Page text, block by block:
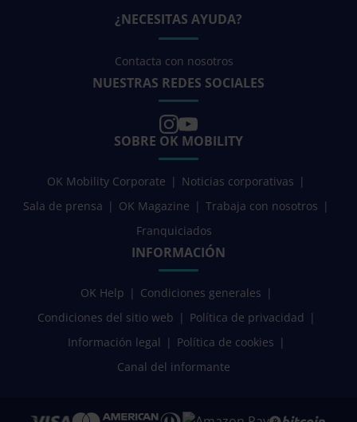
¿NECESITAS AYUDA?
Contacta con nosotros
NUESTRAS REDES SOCIALES
SOBRE OK MOBILITY
OK Mobility Corporate
Noticias corporativas
Sala de prensa
OK Magazine
Trabaja con nosotros
Franquiciados
INFORMACIÓN
OK Help
Condiciones generales
Condiciones del sitio web
Política de privacidad
Información legal
Política de cookies
Canal del informante